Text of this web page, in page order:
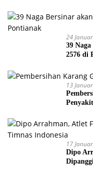
24
39
2576 di
13
17
Dipo